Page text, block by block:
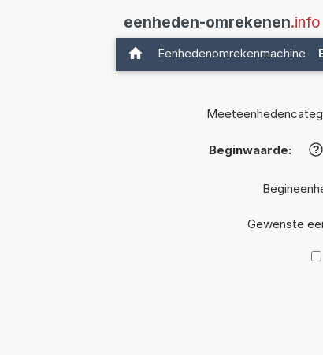
eenheden-omrekenen.info
Eenhedenomrekenmachine
Beginwaarde: ?
Gewenste